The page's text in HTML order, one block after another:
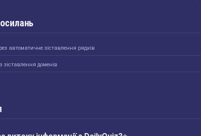
автоматичне зіставлення рядків
зіставлення доменів